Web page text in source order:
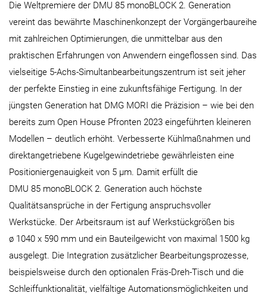
Die Weltpremiere der DMU 85 monoBLOCK 2. Generation
vereint das bewährte Maschinenkonzept der Vorgängerbaureihe
mit zahlreichen Optimierungen, die unmittelbar aus den
praktischen Erfahrungen von Anwendern eingeflossen sind. Das
vielseitige 5-Achs-Simultanbearbeitungszentrum ist seit jeher
der perfekte Einstieg in eine zukunftsfähige Fertigung. In der
jüngsten Generation hat DMG MORI die Präzision – wie bei den
bereits zum Open House Pfronten 2023 eingeführten kleineren
Modellen – deutlich erhöht. Verbesserte Kühlmaßnahmen und
direktangetriebene Kugelgewindetriebe gewährleisten eine
Positioniergenauigkeit von 5 µm. Damit erfüllt die
DMU 85 monoBLOCK 2. Generation auch höchste
Qualitätsansprüche in der Fertigung anspruchsvoller
Werkstücke. Der Arbeitsraum ist auf Werkstückgrößen bis
ø 1040 x 590 mm und ein Bauteilgewicht von maximal 1500 kg
ausgelegt. Die Integration zusätzlicher Bearbeitungsprozesse,
beispielsweise durch den optionalen Fräs-Dreh-Tisch und die
Schleiffunktionalität, vielfältige Automationsmöglichkeiten und